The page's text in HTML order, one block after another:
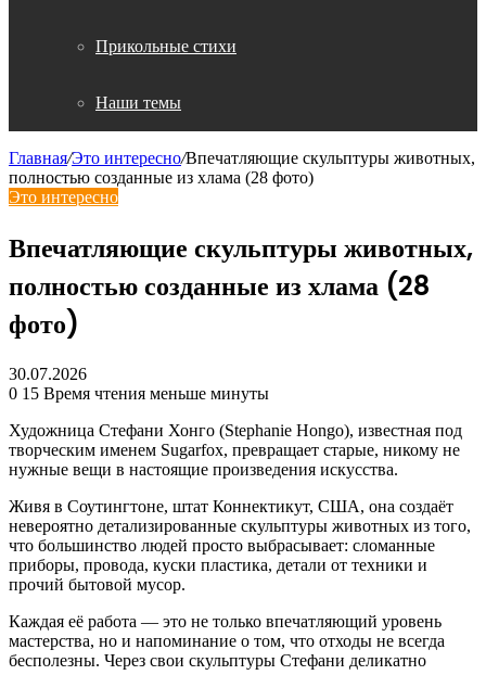
Прикольные стихи
Наши темы
Главная/Это интересно/Впечатляющие скульптуры животных,
полностью созданные из хлама (28 фото)
Это интересно
Впечатляющие скульптуры животных,
полностью созданные из хлама (28
фото)
30.07.2026
0 15 Время чтения меньше минуты
Художница Стефани Хонго (Stephanie Hongo), известная под
творческим именем Sugarfox, превращает старые, никому не
нужные вещи в настоящие произведения искусства.
Живя в Соутингтоне, штат Коннектикут, США, она создаёт
невероятно детализированные скульптуры животных из того,
что большинство людей просто выбрасывает: сломанные
приборы, провода, куски пластика, детали от техники и
прочий бытовой мусор.
Каждая её работа — это не только впечатляющий уровень
мастерства, но и напоминание о том, что отходы не всегда
бесполезны. Через свои скульптуры Стефани деликатно